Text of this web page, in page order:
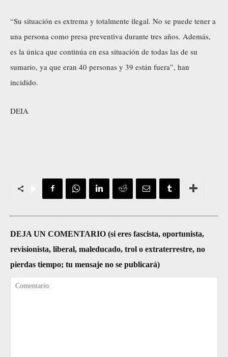
“Su situación es extrema y totalmente ilegal. No se puede tener a
una persona como presa preventiva durante tres años. Además,
es la única que continúa en esa situación de todas las de su
sumario, ya que eran 40 personas y 39 están fuera”, han
incidido.
DEIA
DEJA UN COMENTARIO (si eres fascista, oportunista,
revisionista, liberal, maleducado, trol o extraterrestre, no
pierdas tiempo; tu mensaje no se publicará)